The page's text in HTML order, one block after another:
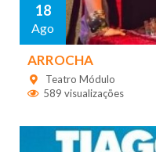
18
Ago
ARROCHA
Teatro Módulo
589 visualizações